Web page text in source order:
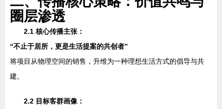
圈层渗透
2.1 核心传播主张：
“不止于居所，更是生活提案的共创者”
将项目从物理空间的销售，升维为一种理想生活方式的倡导与共
建。
2.2 目标客群画像：